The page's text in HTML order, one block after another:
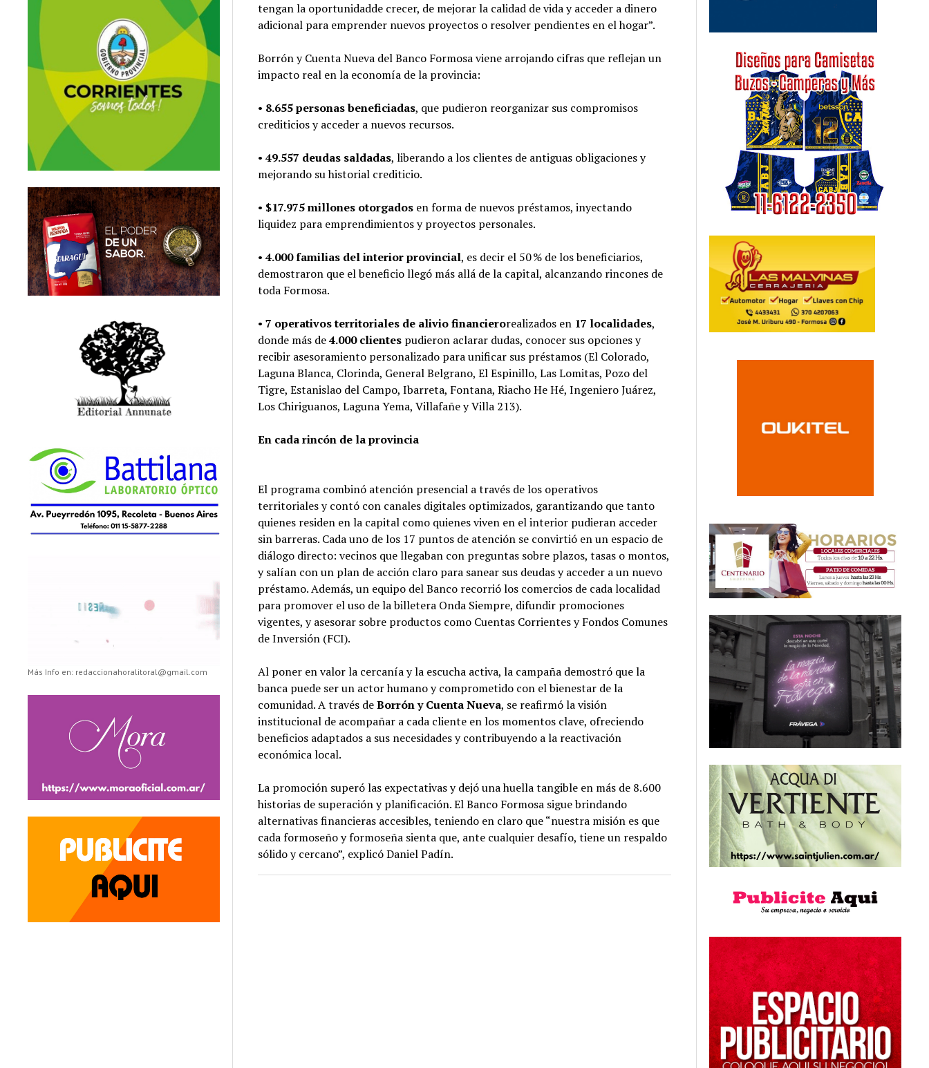
Más Info en: redaccionahoralitoral@gmail.com
tengan la oportunidadde crecer, de mejorar la calidad de vida y acceder a dinero
adicional para emprender nuevos proyectos o resolver pendientes en el hogar”.
Borrón y Cuenta Nueva del Banco Formosa viene arrojando cifras que reflejan un
impacto real en la economía de la provincia:
• 8.655 personas beneficiadas, que pudieron reorganizar sus compromisos
crediticios y acceder a nuevos recursos.
•49.557 deudas saldadas, liberando a los clientes de antiguas obligaciones y
mejorando su historial crediticio.
• $17.975 millones otorgados en forma de nuevos préstamos, inyectando
liquidez para emprendimientos y proyectos personales.
•4.000 familias del interior provincial, es decir el 50 % de los beneficiarios,
demostraron que el beneficio llegó más allá de la capital, alcanzando rincones de
toda Formosa.
•7 operativos territoriales de alivio financierorealizados en 17 localidades,
donde más de4.000clientes pudieron aclarar dudas, conocer sus opciones y
recibir asesoramiento personalizado para unificar sus préstamos (El Colorado,
Laguna Blanca, Clorinda, General Belgrano, El Espinillo, Las Lomitas, Pozo del
Tigre, Estanislao del Campo, Ibarreta, Fontana, Riacho He Hé, Ingeniero Juárez,
Los Chiriguanos, Laguna Yema, Villafañe y Villa 213).
En cada rincón de la provincia
El programa combinó atención presencial a través de los operativos
territoriales y contó con canales digitales optimizados, garantizando que tanto
quienes residen en la capital como quienes viven en el interior pudieran acceder
sin barreras. Cada uno de los 17 puntos de atención se convirtió en un espacio de
diálogo directo: vecinos que llegaban con preguntas sobre plazos, tasas o montos,
y salían con un plan de acción claro para sanear sus deudas y acceder a un nuevo
préstamo. Además, un equipo del Banco recorrió los comercios de cada localidad
para promover el uso de la billetera Onda Siempre, difundir promociones
vigentes, y asesorar sobre productos como Cuentas Corrientes y Fondos Comunes
de Inversión (FCI).
Al poner en valor la cercanía y la escucha activa, la campaña demostró que la
banca puede ser un actor humano y comprometido con el bienestar de la
comunidad. A través deBorrón y Cuenta Nueva, se reafirmó la visión
institucional de acompañar a cada cliente en los momentos clave, ofreciendo
beneficios adaptados a sus necesidades y contribuyendo a la reactivación
económica local.
La promoción superó las expectativas y dejó una huella tangible en más de 8.600
historias de superación y planificación. El Banco Formosa sigue brindando
alternativas financieras accesibles, teniendo en claro que “nuestra misión es que
cada formoseño y formoseña sienta que, ante cualquier desafío, tiene un respaldo
sólido y cercano”, explicó Daniel Padín.